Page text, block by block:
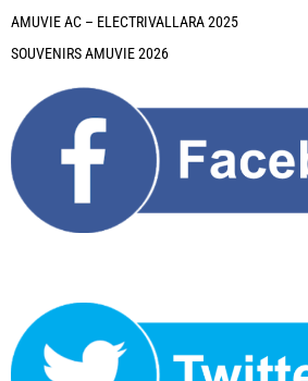
AMUVIE AC – ELECTRIVALLARA 2025
SOUVENIRS AMUVIE 2026